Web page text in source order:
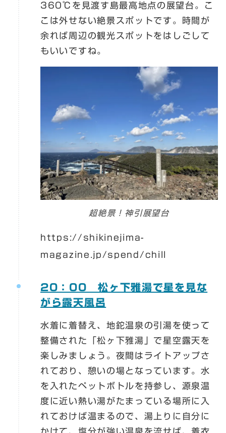
360℃を見渡す島最高地点の展望台。こ
こは外せない絶景スポットです。時間が
余れば周辺の観光スポットをはしごして
もいいですね。
超絶景！神引展望台
https://shikinejima-
magazine.jp/spend/chill
20：00 松ヶ下雅湯で星を見な
がら露天風呂
水着に着替え、地鉈温泉の引湯を使って
整備された「松ヶ下雅湯」で星空露天を
楽しみましょう。夜間はライトアップさ
れており、憩いの場となっています。水
を入れたペットボトルを持参し、源泉温
度に近い熱い湯がたまっている場所に入
れておけば温まるので、湯上りに自分に
かけて、塩分が強い温泉を流せば、着衣